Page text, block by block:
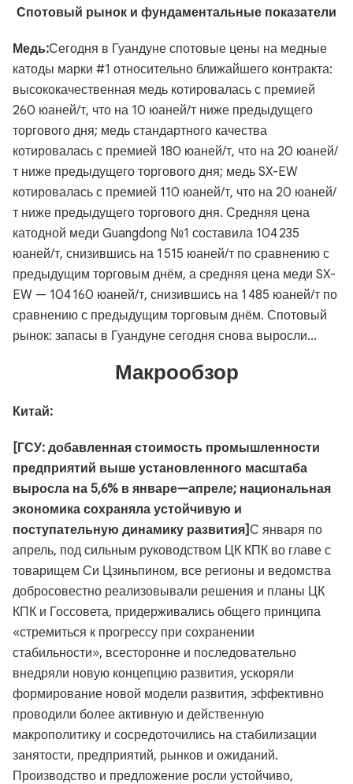
Спотовый рынок и фундаментальные показатели
Медь:Сегодня в Гуандуне спотовые цены на медные
катоды марки #1 относительно ближайшего контракта:
высококачественная медь котировалась с премией
260 юаней/т, что на 10 юаней/т ниже предыдущего
торгового дня; медь стандартного качества
котировалась с премией 180 юаней/т, что на 20 юаней/
т ниже предыдущего торгового дня; медь SX-EW
котировалась с премией 110 юаней/т, что на 20 юаней/
т ниже предыдущего торгового дня. Средняя цена
катодной меди Guangdong №1 составила 104 235
юаней/т, снизившись на 1 515 юаней/т по сравнению с
предыдущим торговым днём, а средняя цена меди SX-
EW — 104 160 юаней/т, снизившись на 1 485 юаней/т по
сравнению с предыдущим торговым днём. Спотовый
рынок: запасы в Гуандуне сегодня снова выросли...
Макрообзор
Китай:
[ГСУ: добавленная стоимость промышленности
предприятий выше установленного масштаба
выросла на 5,6% в январе—апреле; национальная
экономика сохраняла устойчивую и
поступательную динамику развития]С января по
апрель, под сильным руководством ЦК КПК во главе с
товарищем Си Цзиньпином, все регионы и ведомства
добросовестно реализовывали решения и планы ЦК
КПК и Госсовета, придерживались общего принципа
«стремиться к прогрессу при сохранении
стабильности», всесторонне и последовательно
внедряли новую концепцию развития, ускоряли
формирование новой модели развития, эффективно
проводили более активную и действенную
макрополитику и сосредоточились на стабилизации
занятости, предприятий, рынков и ожиданий.
Производство и предложение росли устойчиво,